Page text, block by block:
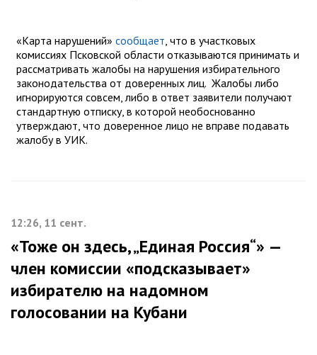
«Карта нарушений» сообщает, что в участковых
комиссиях Псковской области отказываются принимать и
рассматривать жалобы на нарушения избирательного
законодательства от доверенных лиц. Жалобы либо
игнорируются совсем, либо в ответ заявители получают
стандартную отписку, в которой необоснованно
утверждают, что доверенное лицо не вправе подавать
жалобу в УИК.
12:26, 11 сент.
«Тоже он здесь, „Единая Россия“» —
член комиссии «подсказывает»
избирателю на надомном
голосовании на Кубани